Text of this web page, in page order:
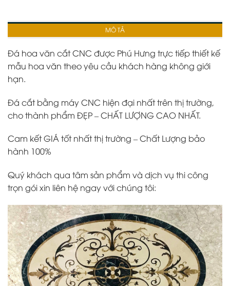
MÔ TẢ
Đá hoa văn cắt CNC được Phú Hưng trực tiếp thiết kế
mẫu hoa văn theo yêu cầu khách hàng không giới
hạn.
Đá cắt bằng máy CNC hiện đại nhất trên thị trường,
cho thành phẩm ĐẸP – CHẤT LƯỢNG CAO NHẤT.
Cam kết GIÁ tốt nhất thị trường – Chất Lượng bảo
hành 100%
Quý khách qua tâm sản phẩm và dịch vụ thi công
trọn gói xin liên hệ ngay với chúng tôi: